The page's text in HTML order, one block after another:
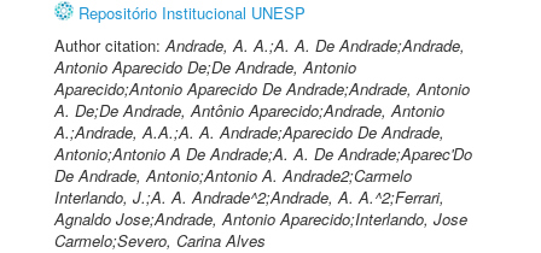
Repositório Institucional UNESP
Author citation:Andrade, A. A.;A. A. De Andrade;Andrade,
Antonio Aparecido De;De Andrade, Antonio
Aparecido;Antonio Aparecido De Andrade;Andrade, Antonio
A. De;De Andrade, Antônio Aparecido;Andrade, Antonio
A.;Andrade, A.A.;A. A. Andrade;Aparecido De Andrade,
Antonio;Antonio A De Andrade;A. A. De Andrade;Aparec'Do
De Andrade, Antonio;Antonio A. Andrade2;Carmelo
Interlando, J.;A. A. Andrade^2;Andrade, A. A.^2;Ferrari,
Agnaldo Jose;Andrade, Antonio Aparecido;Interlando, Jose
Carmelo;Severo, Carina Alves